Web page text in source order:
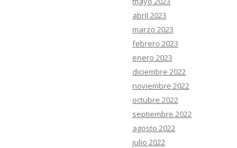
abril 2023
marzo 2023
febrero 2023
enero 2023
diciembre 2022
noviembre 2022
octubre 2022
septiembre 2022
agosto 2022
julio 2022